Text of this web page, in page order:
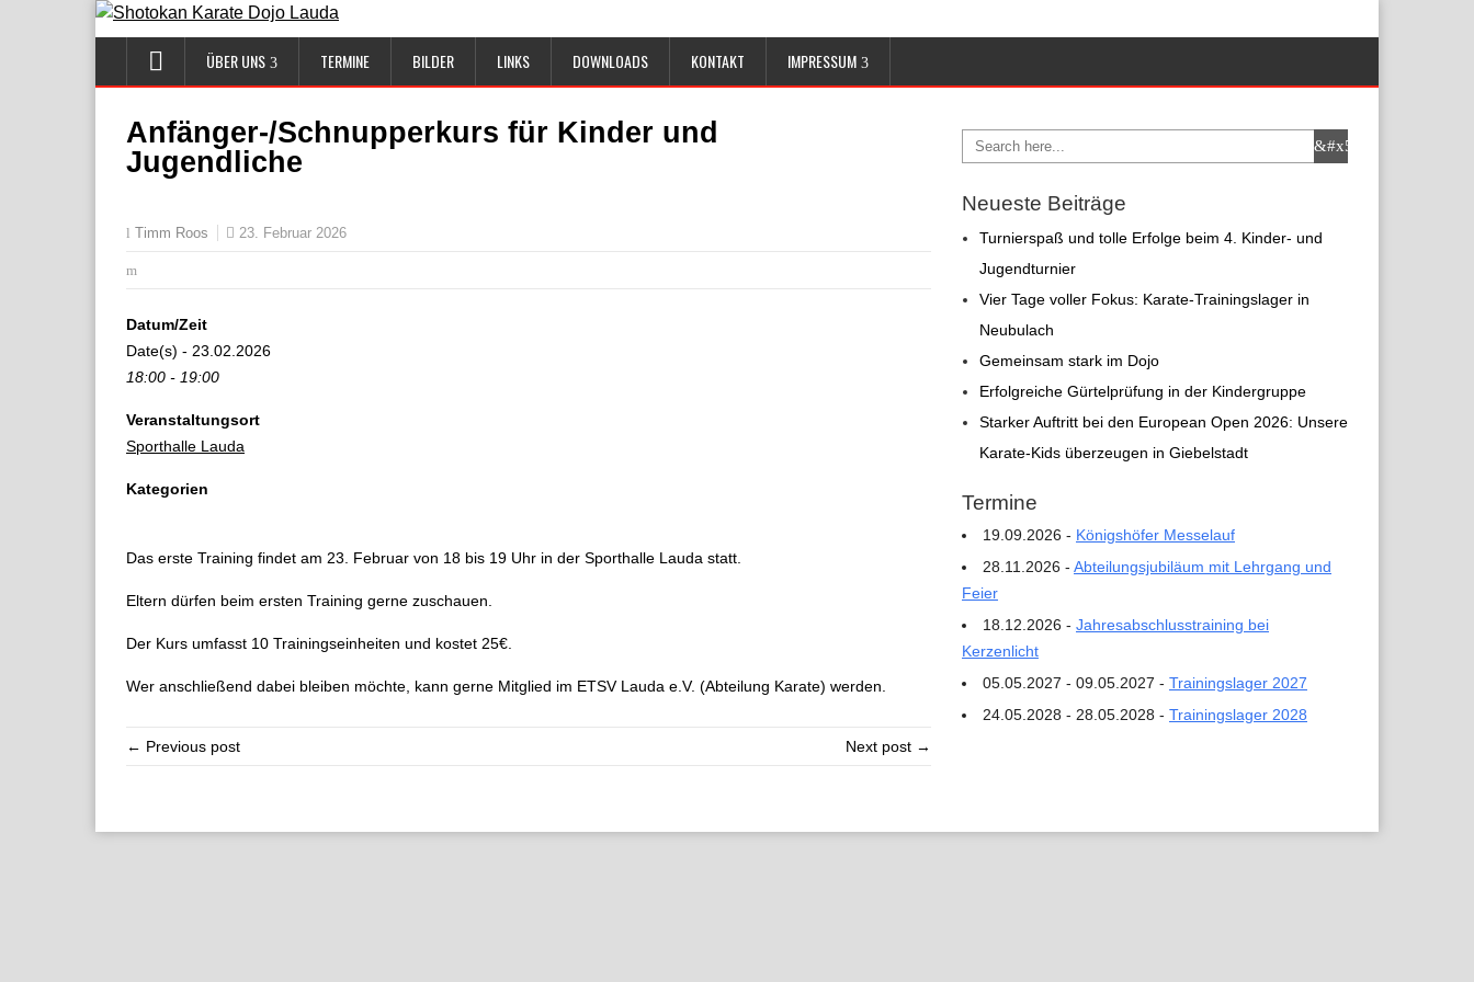
ÜBER UNS TERMINE BILDER LINKS DOWNLOADS KONTAKT IMPRESSUM
Anfänger-/Schnupperkurs für Kinder und
Jugendliche
Timm Roos 23. Februar 2026
Datum/Zeit
Date(s) - 23.02.2026
18:00 - 19:00
Veranstaltungsort
Sporthalle Lauda
Kategorien
Das erste Training findet am 23. Februar von 18 bis 19 Uhr in der Sporthalle Lauda statt.
Eltern dürfen beim ersten Training gerne zuschauen.
Der Kurs umfasst 10 Trainingseinheiten und kostet 25€.
Wer anschließend dabei bleiben möchte, kann gerne Mitglied im ETSV Lauda e.V. (Abteilung Karate) werden.
← Previous post Next post →
Neueste Beiträge
Turnierspaß und tolle Erfolge beim 4. Kinder- und
Jugendturnier
Vier Tage voller Fokus: Karate-Trainingslager in
Neubulach
Gemeinsam stark im Dojo
Erfolgreiche Gürtelprüfung in der Kindergruppe
Starker Auftritt bei den European Open 2026: Unsere
Karate-Kids überzeugen in Giebelstadt
Termine
19.09.2026 - Königshöfer Messelauf
28.11.2026 - Abteilungsjubiläum mit Lehrgang und
Feier
18.12.2026 - Jahresabschlusstraining bei
Kerzenlicht
05.05.2027 - 09.05.2027 - Trainingslager 2027
24.05.2028 - 28.05.2028 - Trainingslager 2028